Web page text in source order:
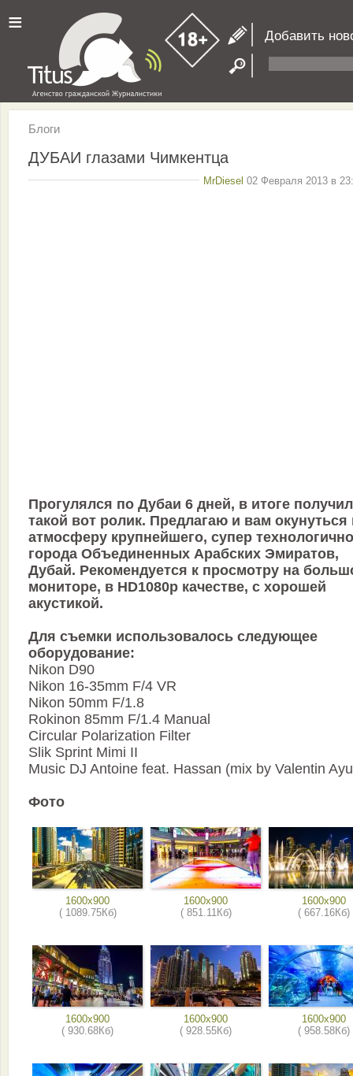
≡ Добавить
Блоги
ДУБАИ глазами Чимкентца
MrDiesel 02 Февраля 2013 в
Прогулялся по Дубаи 6 дней, в итоге
такой вот ролик. Предлагаю и вам окунуться
атмосферу крупнейшего, супер
города Объединенных Арабских Эмиратов,
Дубай. Рекомендуется к просмотру на
мониторе, в HD1080p качестве, с хорошей
акустикой.
Для съемки использовалось следующее
оборудование:
Nikon D90
Nikon 16-35mm F/4 VR
Nikon 50mm F/1.8
Rokinon 85mm F/1.4 Manual
Circular Polarization Filter
Slik Sprint Mimi II
Music DJ Antoine feat. Hassan (mix by Valentin
Фото
1600x900
( 1089.75Кб)
1600x900
( 851.11Кб)
1600x900
( 667.16Кб)
1600x900
( 930.68Кб)
1600x900
( 928.55Кб)
1600x900
( 958.58Кб)